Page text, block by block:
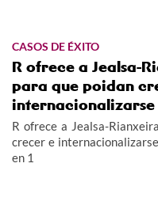
CASOS DE ÉXITO
R ofrece a Jealsa-
para que poidan
internacionalizarse
R ofrece a Jealsa-
crecer e
en 1